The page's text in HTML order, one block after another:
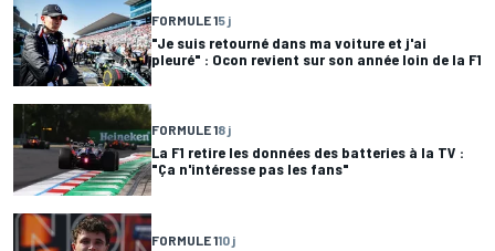
FORMULE 15 j
"Je suis retourné dans ma voiture et j'ai
pleuré" : Ocon revient sur son année loin de la F1
FORMULE 18 j
La F1 retire les données des batteries à la TV :
"Ça n'intéresse pas les fans"
FORMULE 110 j